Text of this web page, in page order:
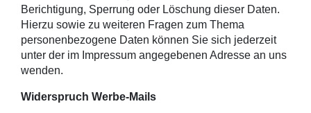
Berichtigung, Sperrung oder Löschung dieser Daten.
Hierzu sowie zu weiteren Fragen zum Thema
personenbezogene Daten können Sie sich jederzeit
unter der im Impressum angegebenen Adresse an uns
wenden.
Widerspruch Werbe-Mails